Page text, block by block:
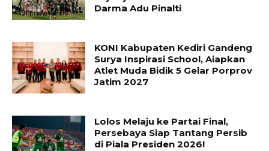
Darma Adu Pinalti
KONI Kabupaten Kediri Gandeng
Surya Inspirasi School, Aiapkan
Atlet Muda Bidik 5 Gelar Porprov
Jatim 2027
Lolos Melaju ke Partai Final,
Persebaya Siap Tantang Persib
di Piala Presiden 2026!